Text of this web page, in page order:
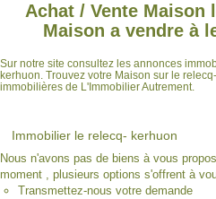
Achat / Vente Maison
Maison a vendre à
Sur notre site consultez les annonces
kerhuon. Trouvez votre Maison sur le
immobilières de L'Immobilier Autrement.
Immobilier le relecq- kerhuon
Nous n'avons pas de biens à vous
moment , plusieurs options s'offrent à
Transmettez-nous votre demande